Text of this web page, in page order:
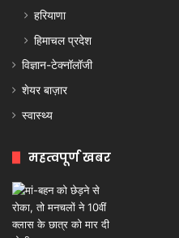
हरियाणा
हिमाचल प्रदेश
विज्ञान-टेक्नॉलॉजी
शेयर बाज़ार
स्वास्थ्य
महत्वपूर्ण खबर